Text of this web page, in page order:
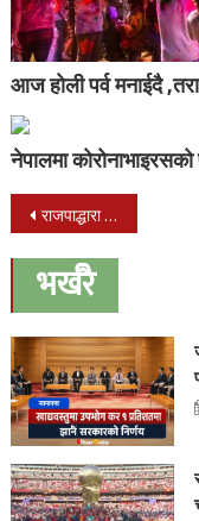
आज होली पर्व मनाईदै
नेपालमा
Post
navigation
राजपाद्धारा आम हड्ताल सहित आन्दोलन घोषणा
भर्खरै